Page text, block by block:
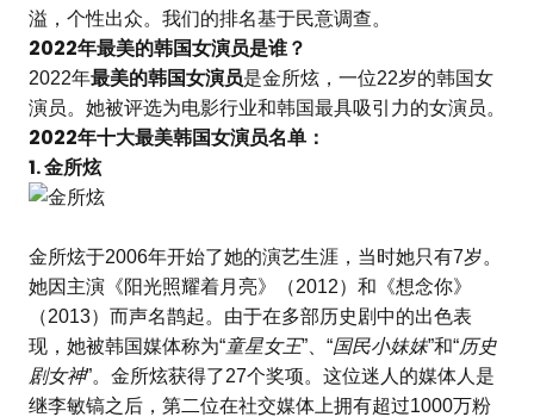
溢，个性出众。我们的排名基于民意调查。
2022年最美的韩国女演员是谁？
2022年最美的韩国女演员是金所炫，一位22岁的韩国女
演员。她被评选为电影行业和韩国最具吸引力的女演员。
2022年十大最美韩国女演员名单：
1. 金所炫
金所炫于2006年开始了她的演艺生涯，当时她只有7岁。
她因主演《阳光照耀着月亮》（2012）和《想念你》
（2013）而声名鹊起。由于在多部历史剧中的出色表
现，她被韩国媒体称为“童星女王”、“国民小妹妹”和“历史
剧女神”。金所炫获得了27个奖项。这位迷人的媒体人是
继李敏镐之后，第二位在社交媒体上拥有超过1000万粉